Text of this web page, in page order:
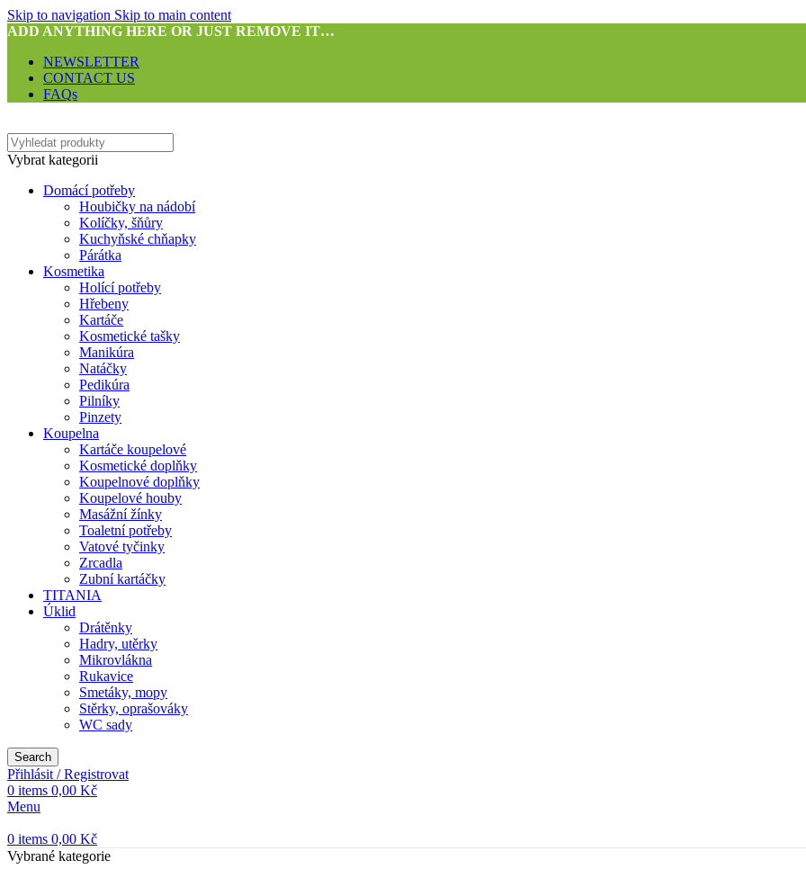
Skip to navigation Skip to main content
ADD ANYTHING HERE OR JUST REMOVE IT…
NEWSLETTER
CONTACT US
FAQs
Vybrat kategorii
Domácí potřeby
Houbičky na nádobí
Kolíčky, šňůry
Kuchyňské chňapky
Párátka
Kosmetika
Holící potřeby
Hřebeny
Kartáče
Kosmetické tašky
Manikúra
Natáčky
Pedikúra
Pilníky
Pinzety
Koupelna
Kartáče koupelové
Kosmetické doplňky
Koupelnové doplňky
Koupelové houby
Masážní žínky
Toaletní potřeby
Vatové tyčinky
Zrcadla
Zubní kartáčky
TITANIA
Úklid
Drátěnky
Hadry, utěrky
Mikrovlákna
Rukavice
Smetáky, mopy
Stěrky, oprašováky
WC sady
Search
Přihlásit / Registrovat
0 items 0,00 Kč
Menu
0 items 0,00 Kč
Vybrané kategorie